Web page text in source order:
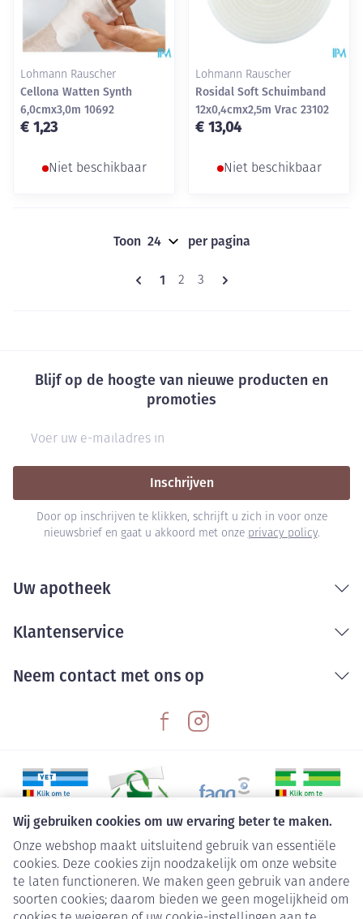
Wij gebruiken cookies om uw ervaring beter te maken.
Onze webshop maakt uitsluitend gebruik van essentiële
cookies. Deze cookies zijn noodzakelijk om onze website
te laten functioneren. We maken geen gebruik van andere
soorten cookies; daarom bieden we geen mogelijkheid om
Lohmann Rauscher
Cellona Watten Synth
6,0cmx3,0m 10692
€ 1,23
Niet beschikbaar
Lohmann Rauscher
Rosidal Soft Schuimband
12x0,4cmx2,5m Vrac 23102
€ 13,04
Niet beschikbaar
Pagina's
U lees momenteel pagina
1 Pagina
2 Pagina
3
Toon per pagina
Blijf op de hoogte van nieuwe producten en
promoties
Inschrijven
Door op inschrijven te klikken, schrijft u zich in voor onze
nieuwsbrief en gaat u akkoord met onze privacy policy.
Uw apotheek
Klantenservice
Neem contact met ons op
Juridische links